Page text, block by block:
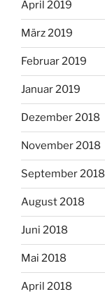
April 2019
März 2019
Februar 2019
Januar 2019
Dezember 2018
November 2018
September 2018
August 2018
Juni 2018
Mai 2018
April 2018